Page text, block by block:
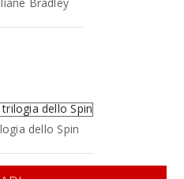
dello Spin